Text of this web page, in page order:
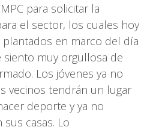
para solicitar la
el sector, los cuales hoy
en marco del día
siento muy orgullosa de
Los jóvenes ya no
vecinos tendrán un lugar
deporte y ya no
casas. Lo